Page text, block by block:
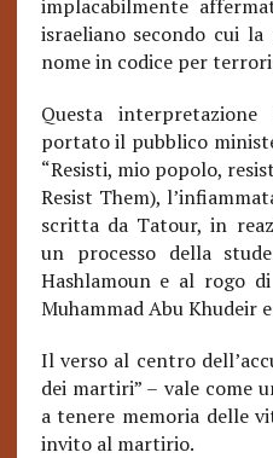
implacabilmente
israeliano secondo cui la
nome in codice per
Questa
portato il pubblico
“Resisti, mio popolo,
Resist Them),
scritta da Tatour, in
un processo della
Hashlamoun e al rogo
Muhammad Abu Khudeir
Il verso al centro
dei martiri” – vale come
a tenere memoria delle
invito al martirio.